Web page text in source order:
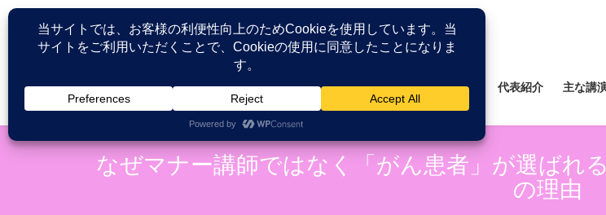
コ
ス
キ
ナ
ン
に
HOME 患者が語る医療接遇研究所 薬剤師研修研究所 代表紹介 主な講
なぜマナー講師ではなく「がん患者」が選ばれ
の理由